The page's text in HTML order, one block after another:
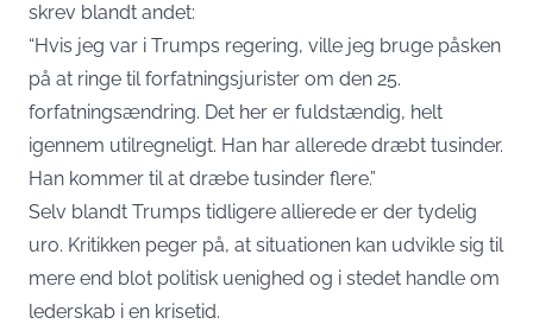
skrev blandt andet:
“Hvis jeg var i Trumps regering, ville jeg bruge påsken
på at ringe til forfatningsjurister om den 25.
forfatningsændring. Det her er fuldstændig, helt
igennem utilregneligt. Han har allerede dræbt tusinder.
Han kommer til at dræbe tusinder flere.”
Selv blandt Trumps tidligere allierede er der tydelig
uro. Kritikken peger på, at situationen kan udvikle sig til
mere end blot politisk uenighed og i stedet handle om
lederskab i en krisetid.